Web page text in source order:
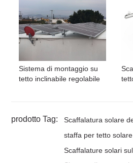
Sistema di montaggio su
tetto inclinabile regolabile
prodotto Tag:
Scaffalatura solare
staffa per tetto solare
Scaffalature solari